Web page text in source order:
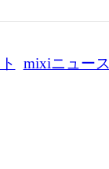
mixiニュース